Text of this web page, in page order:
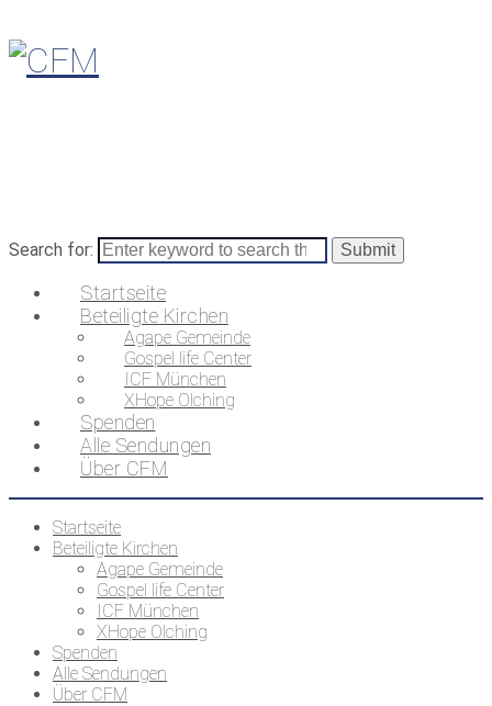
Search for:
Startseite
Beteiligte Kirchen
Agape Gemeinde
Gospel life Center
ICF München
XHope Olching
Spenden
Alle Sendungen
Über CFM
Startseite
Beteiligte Kirchen
Agape Gemeinde
Gospel life Center
ICF München
XHope Olching
Spenden
Alle Sendungen
Über CFM